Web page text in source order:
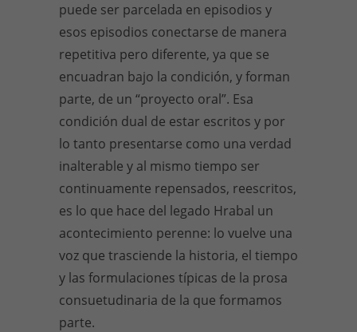
puede ser parcelada en episodios y
esos episodios conectarse de manera
repetitiva pero diferente, ya que se
encuadran bajo la condición, y forman
parte, de un “proyecto oral”. Esa
condición dual de estar escritos y por
lo tanto presentarse como una verdad
inalterable y al mismo tiempo ser
continuamente repensados, reescritos,
es lo que hace del legado Hrabal un
acontecimiento perenne: lo vuelve una
voz que trasciende la historia, el tiempo
y las formulaciones típicas de la prosa
consuetudinaria de la que formamos
parte.